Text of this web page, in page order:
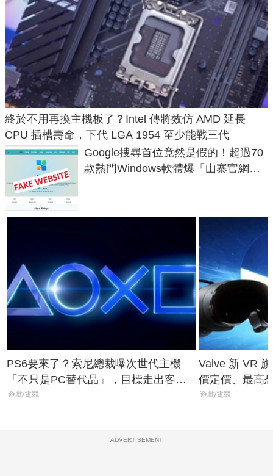
終於不用再換主機板了？Intel 傳將效仿 AMD 延長
CPU 插槽壽命，下代 LGA 1954 至少能戰三代
Google搜尋首位竟然是假的！超過70
款熱門Windows軟體爆「山寨官網」
PS6要來了？索尼總裁曝次世代主機
「不只是PC替代品」，目標走出客
廳、進軍電競桌面
遊戲/電競
Valve 新 VR
價定價、最高
遊戲/電競
ADVERTISEMENT